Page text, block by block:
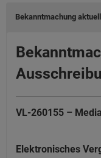
Bekanntmachung
VL-260155 –
Elektronisches